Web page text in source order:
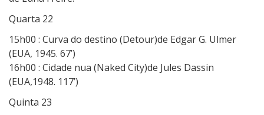
Quarta 22
15h00 : Curva do destino (Detour)de Edgar G. Ulmer
(EUA, 1945. 67’)
16h00 : Cidade nua (Naked City)de Jules Dassin
(EUA,1948. 117’)
Quinta 23